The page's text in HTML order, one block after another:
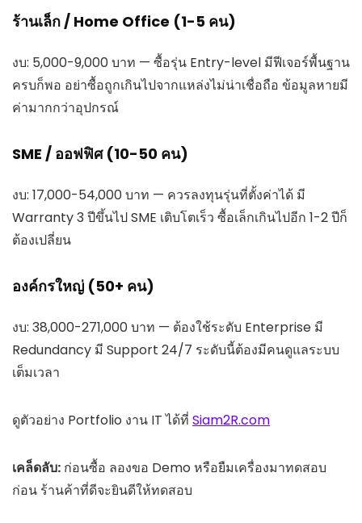
ร้านเล็ก / Home Office (1-5 คน)
งบ: 5,000-9,000 บาท — ซื้อรุ่น Entry-level มีฟีเจอร์พื้นฐาน
ครบก็พอ อย่าซื้อถูกเกินไปจากแหล่งไม่น่าเชื่อถือ ข้อมูลหายมี
ค่ามากกว่าอุปกรณ์
SME / ออฟฟิศ (10-50 คน)
งบ: 17,000-54,000 บาท — ควรลงทุนรุ่นที่ตั้งค่าได้ มี
Warranty 3 ปีขึ้นไป SME เติบโตเร็ว ซื้อเล็กเกินไปอีก 1-2 ปีก็
ต้องเปลี่ยน
องค์กรใหญ่ (50+ คน)
งบ: 38,000-271,000 บาท — ต้องใช้ระดับ Enterprise มี
Redundancy มี Support 24/7 ระดับนี้ต้องมีคนดูแลระบบ
เต็มเวลา
ดูตัวอย่าง Portfolio งาน IT ได้ที่ Siam2R.com
เคล็ดลับ: ก่อนซื้อ ลองขอ Demo หรือยืมเครื่องมาทดสอบ
ก่อน ร้านค้าที่ดีจะยินดีให้ทดสอบ